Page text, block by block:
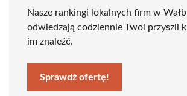
Nasze rankingi lokalnych firm w
odwiedzają codziennie Twoi przyszli
im znaleźć.
Sprawdź ofertę!